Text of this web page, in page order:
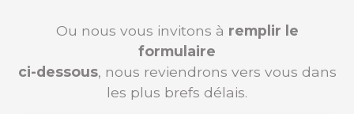
Ou nous vous invitons à remplir le
formulaire
ci-dessous, nous reviendrons vers vous dans
les plus brefs délais.